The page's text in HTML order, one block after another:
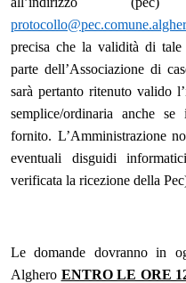
precisa che la validità di
parte dell’Associazione di
sarà pertanto ritenuto valido
semplice/ordinaria anche
fornito. L’Amministrazione
eventuali disguidi
verificata la ricezione della
Le domande dovranno in
Alghero ENTRO LE ORE